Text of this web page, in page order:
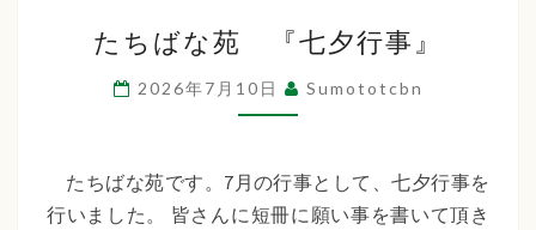
ち
ば
な
『七
夕
たちばな苑 『七夕行事』
2026年7月10日 Sumototcbn
たちばな苑です。7月の行事として、七夕行事を
行いました。 皆さんに短冊に願い事を書いて頂き